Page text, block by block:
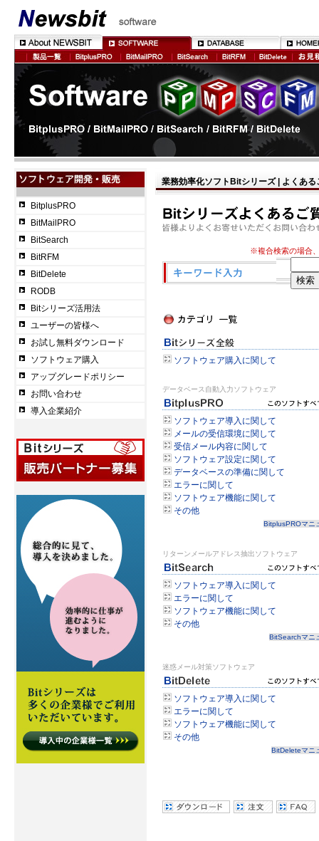
BitplusPRO
BitMailPRO
BitSearch
BitRFM
BitDelete
RODB
Bitシリーズ活用法
ユーザーの皆様へ
お試し無料ダウンロード
ソフトウェア購入
アップグレードポリシー
お問い合わせ
導入企業紹介
業務効率化ソフトBitシリーズ | よくある
※複合検索の場合
ソフトウェア購入に関して
データベース自動入力ソフトウェア
ソフトウェア導入に関して
メールの受信環境に関して
受信メール内容に関して
ソフトウェア設定に関して
データベースの準備に関して
エラーに関して
ソフトウェア機能に関して
その他
BitplusPROマニ
リターンメールアドレス抽出ソフトウェア
ソフトウェア導入に関して
エラーに関して
ソフトウェア機能に関して
その他
BitSearchマニ
迷惑メール対策ソフトウェア
ソフトウェア導入に関して
エラーに関して
ソフトウェア機能に関して
その他
BitDeleteマニ